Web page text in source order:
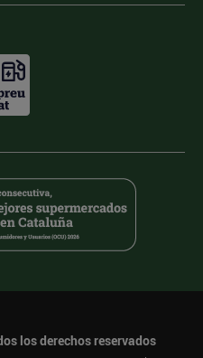
los derechos reservados